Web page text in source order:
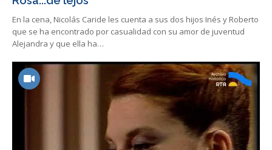
En la cena, Nicolás Caride les cuenta a sus dos hijos Inés y Roberto
que se ha encontrado por casualidad con su amor de juventud
Alejandra y que ella ha…